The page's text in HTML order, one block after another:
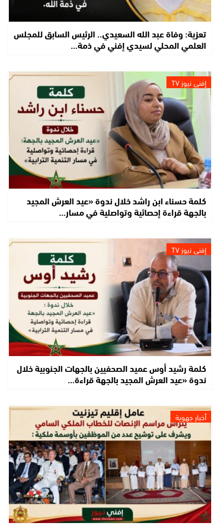
تعزية: وفاة عبد الله السعيدي.. الرئيس السابق للمجلس
العلمي المحلي لسيدي إفني في ذمة…
إفني نيوز TV
كلمة حسناء ابن راشد خلال ندوة «عيد العرش المجيد
بالجهة قراءة إحصائية وتواصلية في مسار…
إفني نيوز TV
كلمة رشيد أوس عميد الصحفيين بالجهات الجنوبية خلال
ندوة «عيد العرش المجيد بالجهة قراءة…
أخبار جهوية